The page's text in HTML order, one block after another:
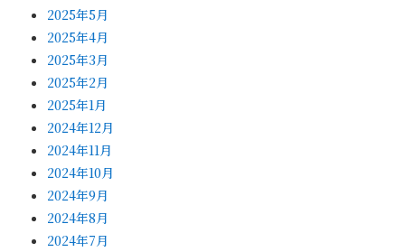
2025年5月
2025年4月
2025年3月
2025年2月
2025年1月
2024年12月
2024年11月
2024年10月
2024年9月
2024年8月
2024年7月